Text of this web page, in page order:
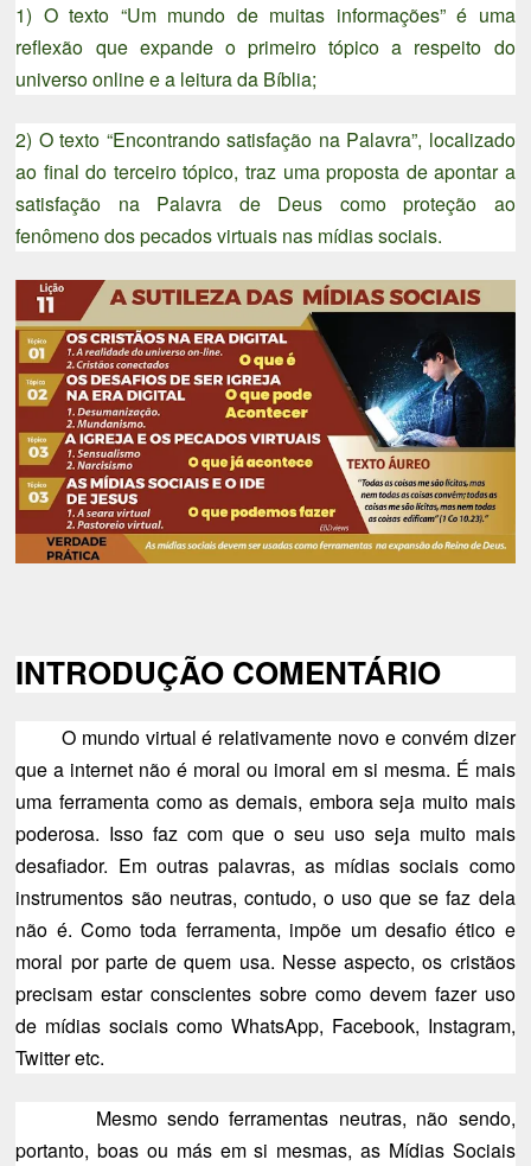
1) O texto “Um mundo de muitas informações” é uma
reflexão que expande o primeiro tópico a respeito do
universo online e a leitura da Bíblia;
2) O texto “Encontrando satisfação na Palavra”, localizado
ao final do terceiro tópico, traz uma proposta de apontar a
satisfação na Palavra de Deus como proteção ao
fenômeno dos pecados virtuais nas mídias sociais.
INTRODUÇÃO COMENTÁRIO
O mundo virtual é relativamente novo e convém dizer
que a internet não é moral ou imoral em si mesma. É mais
uma ferramenta como as demais, embora seja muito mais
poderosa. Isso faz com que o seu uso seja muito mais
desafiador. Em outras palavras, as mídias sociais como
instrumentos são neutras, contudo, o uso que se faz dela
não é. Como toda ferramenta, impõe um desafio ético e
moral por parte de quem usa. Nesse aspecto, os cristãos
precisam estar conscientes sobre como devem fazer uso
de mídias sociais como WhatsApp, Facebook, Instagram,
Twitter etc.
Mesmo sendo ferramentas neutras, não sendo,
portanto, boas ou más em si mesmas, as Mídias Sociais